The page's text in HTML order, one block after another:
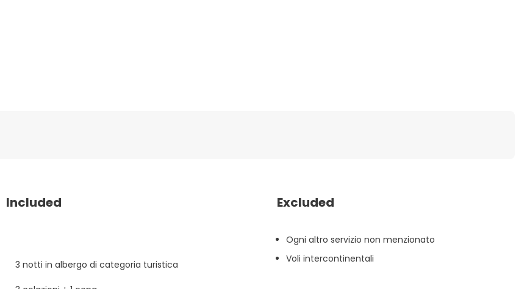
Included
3 notti in albergo di categoria turistica
Excluded
Ogni altro servizio non menzionato
Voli intercontinentali